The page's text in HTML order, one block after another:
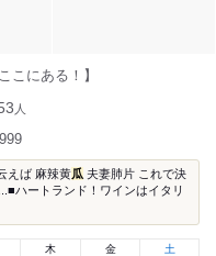
こにある！】
人
えば 麻辣黄瓜 夫妻肺片 これで決
ハートランド！ワインはイタリ
木 金 土